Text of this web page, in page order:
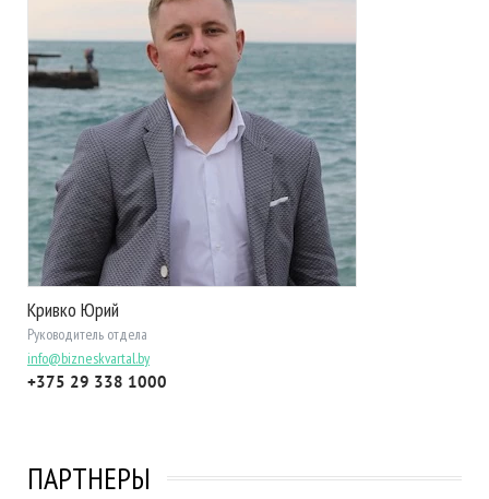
Кривко Юрий
Руководитель отдела
info@bizneskvartal.by
+375 29 338 1000
ПАРТНЕРЫ